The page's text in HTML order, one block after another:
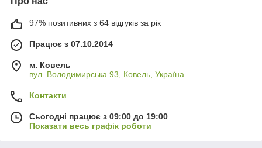
97% позитивних з 64 відгуків за рік
Працює з 07.10.2014
м. Ковель
вул. Володимирська 93, Ковель, Україна
Контакти
Сьогодні працює з 09:00 до 19:00
Показати весь графік роботи